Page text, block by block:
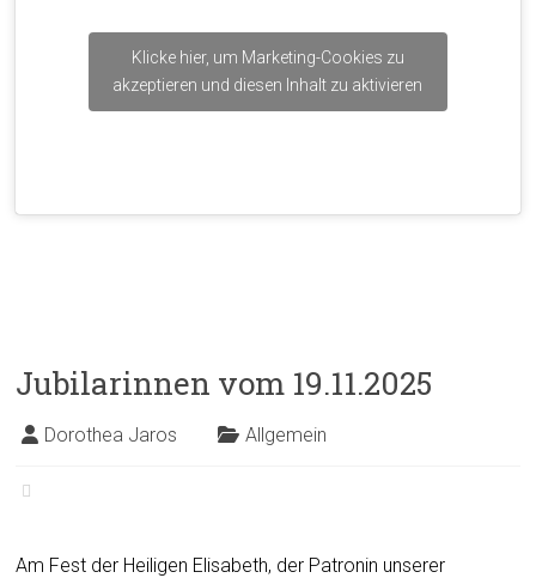
Klicke hier, um Marketing-Cookies zu
akzeptieren und diesen Inhalt zu aktivieren
Jubilarinnen vom 19.11.2025
Dorothea Jaros Allgemein
Am Fest der Heiligen Elisabeth, der Patronin unserer